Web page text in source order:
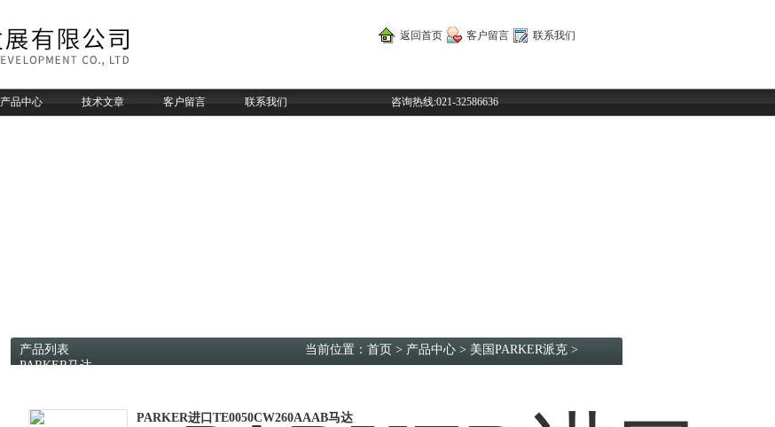
返回首页 客户留言 联系我们
产品中心 技术文章 客户留言 联系我们 咨询热线:021-32586636
产品列表 当前位置： 首页 > 产品中心 > 美国PARKER派克 >
PARKER马达
PARKER进口TE0050CW260AAAB马达